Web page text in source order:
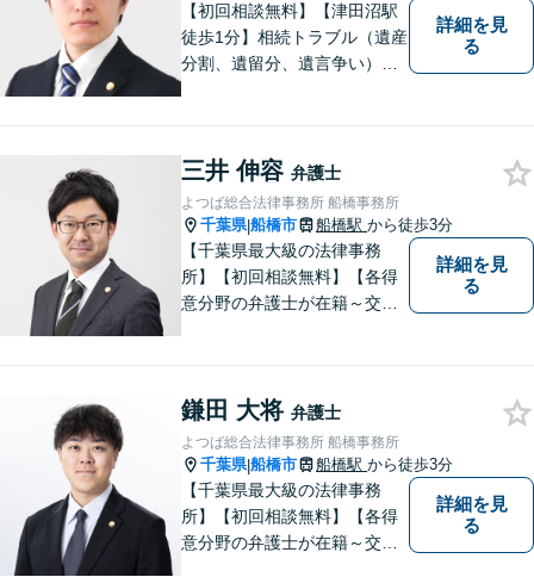
【初回相談無料】【津田沼駅
徒歩1分】相続トラブル（遺産
分割、遺留分、遺言争い）、
詳細を見
る
三井 伸容 弁護士
よつば総合法律事務所 船橋事務所
千葉県|船橋市 船橋駅 から徒歩3分
【千葉県最大級の法律事務
所】【初回相談無料】【各得
意分野の弁護士が在籍～交通
詳細を見
る
鎌田 大将 弁護士
よつば総合法律事務所 船橋事務所
千葉県|船橋市 船橋駅 から徒歩3分
【千葉県最大級の法律事務
所】【初回相談無料】【各得
意分野の弁護士が在籍～交通
詳細を見
る